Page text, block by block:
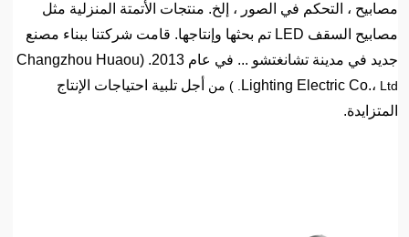
مصابيح ، التحكم في الصور ، إلخ. منتجات الأتمتة المنزلية مثل
مصابيح السقف LED تم بحثها وإنتاجها. قامت شركتنا ببناء مصنع
جديد في مدينة تشانغتشو ... في عام 2013. (Changzhou Huaou
Lighting Electric Co.، Ltd. ) من
أجل تلبية احتياجات الإنتاج
المتزايدة.